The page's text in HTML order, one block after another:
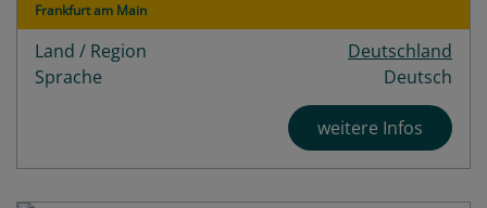
Frankfurt am Main
Land / Region
Deutschland
Sprache
Deutsch
weitere Infos